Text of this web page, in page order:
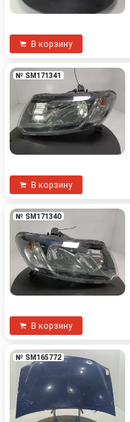
В корзину
№ SM171341
В корзину
№ SM171340
В корзину
№ SM165772